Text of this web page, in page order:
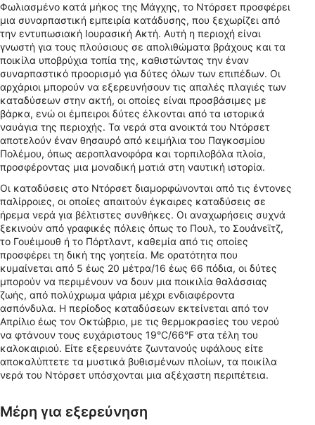
Φωλιασμένο κατά μήκος της Μάγχης, το Ντόρσετ προσφέρει
μια συναρπαστική εμπειρία κατάδυσης, που ξεχωρίζει από
την εντυπωσιακή Ιουρασική Ακτή. Αυτή η περιοχή είναι
γνωστή για τους πλούσιους σε απολιθώματα βράχους και τα
ποικίλα υποβρύχια τοπία της, καθιστώντας την έναν
συναρπαστικό προορισμό για δύτες όλων των επιπέδων. Οι
αρχάριοι μπορούν να εξερευνήσουν τις απαλές πλαγιές των
καταδύσεων στην ακτή, οι οποίες είναι προσβάσιμες με
βάρκα, ενώ οι έμπειροι δύτες έλκονται από τα ιστορικά
ναυάγια της περιοχής. Τα νερά στα ανοικτά του Ντόρσετ
αποτελούν έναν θησαυρό από κειμήλια του Παγκοσμίου
Πολέμου, όπως αεροπλανοφόρα και τορπιλοβόλα πλοία,
προσφέροντας μια μοναδική ματιά στη ναυτική ιστορία.
Οι καταδύσεις στο Ντόρσετ διαμορφώνονται από τις έντονες
παλίρροιες, οι οποίες απαιτούν έγκαιρες καταδύσεις σε
ήρεμα νερά για βέλτιστες συνθήκες. Οι αναχωρήσεις συχνά
ξεκινούν από γραφικές πόλεις όπως το Πουλ, το Σουάνεϊτζ,
το Γουέιμουθ ή το Πόρτλαντ, καθεμία από τις οποίες
προσφέρει τη δική της γοητεία. Με ορατότητα που
κυμαίνεται από 5 έως 20 μέτρα/16 έως 66 πόδια, οι δύτες
μπορούν να περιμένουν να δουν μια ποικιλία θαλάσσιας
ζωής, από πολύχρωμα ψάρια μέχρι ενδιαφέροντα
ασπόνδυλα. Η περίοδος καταδύσεων εκτείνεται από τον
Απρίλιο έως τον Οκτώβριο, με τις θερμοκρασίες του νερού
να φτάνουν τους ευχάριστους 19°C/66°F στα τέλη του
καλοκαιριού. Είτε εξερευνάτε ζωντανούς υφάλους είτε
αποκαλύπτετε τα μυστικά βυθισμένων πλοίων, τα ποικίλα
νερά του Ντόρσετ υπόσχονται μια αξέχαστη περιπέτεια.
Μέρη για εξερεύνηση